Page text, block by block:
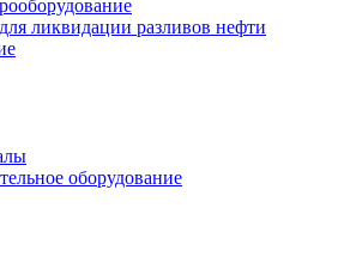
ликвидации разливов нефти
оборудование